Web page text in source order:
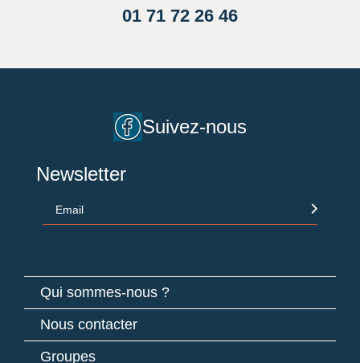
01 71 72 26 46
Suivez-nous
Newsletter
Email
Qui sommes-nous ?
Nous contacter
Groupes